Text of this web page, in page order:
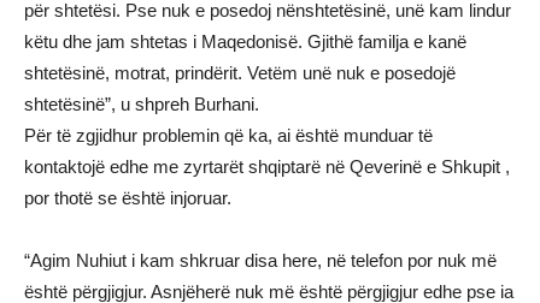
për shtetësi. Pse nuk e posedoj nënshtetësinë, unë kam lindur
këtu dhe jam shtetas i Maqedonisë. Gjithë familja e kanë
shtetësinë, motrat, prindërit. Vetëm unë nuk e posedojë
shtetësinë”, u shpreh Burhani.
Për të zgjidhur problemin që ka, ai është munduar të
kontaktojë edhe me zyrtarët shqiptarë në Qeverinë e Shkupit ,
por thotë se është injoruar.
“Agim Nuhiut i kam shkruar disa here, në telefon por nuk më
është përgjigjur. Asnjëherë nuk më është përgjigjur edhe pse ia